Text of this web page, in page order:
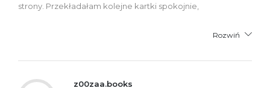
strony. Przekładałam kolejne kartki spokojnie,
Rozwiń
z00zaa.books